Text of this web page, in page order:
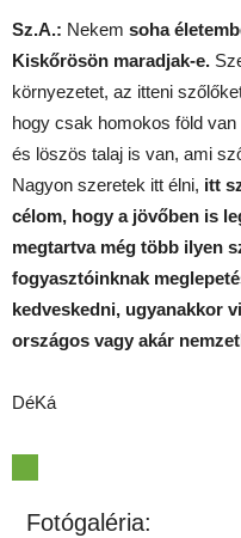
Sz.A.: Nekem soha
Kiskőrösön maradjak-e.
környezetet, az itteni
hogy csak homokos föld
és löszös talaj is van, ami
Nagyon szeretek itt élni, itt
célom, hogy a jövőben is
megtartva még több ilyen
fogyasztóinknak
kedveskedni, ugyanakkor
országos vagy akár
DéKá
Fotógaléria: